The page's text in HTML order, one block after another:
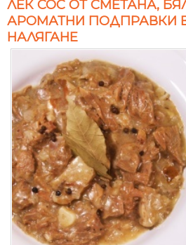
ЛЕК СОС ОТ СМЕТАНА,
АРОМАТНИ ПОДПРАВКИ
НАЛЯГАНЕ